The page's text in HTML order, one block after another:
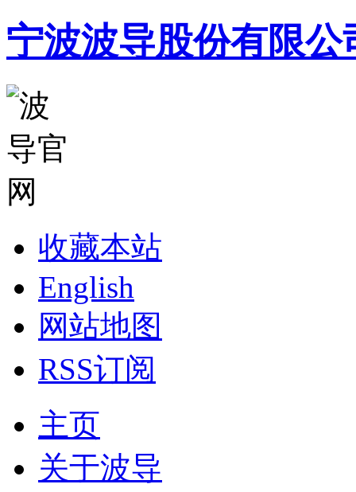
宁波波导股份有限公
收藏本站
English
网站地图
RSS订阅
主页
关于波导